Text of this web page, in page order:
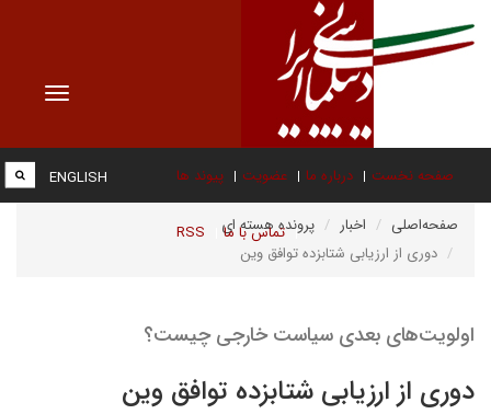
Toggle
صفحه نخست درباره ما عضویت پیوند ها
تماس با ما RSS
ENGLISH
صفحه‌اصلی اخبار
پرونده هسته ای
دوری از ارزیابی شتابزده توافق وین
اولویت‌های بعدی سیاست خارجی چیست؟
دوری از ارزیابی شتابزده توافق وین